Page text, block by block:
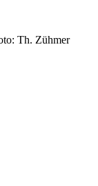
Th. Zühmer